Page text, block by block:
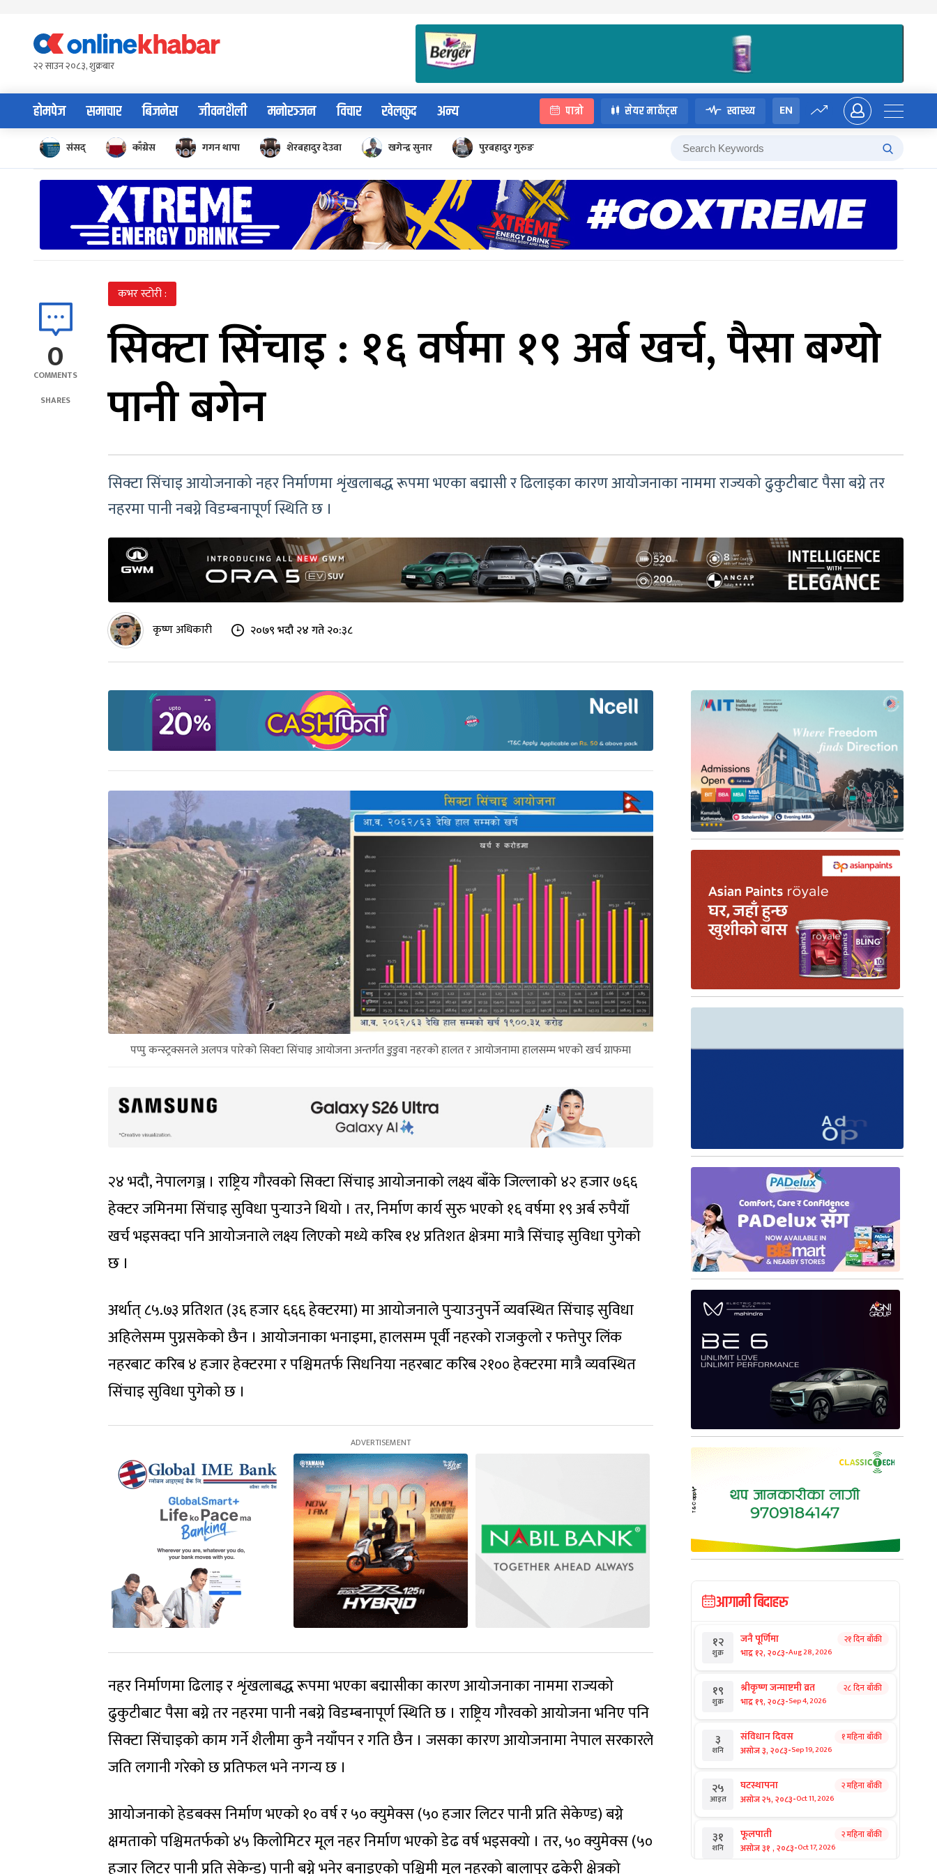
content२२ साउन २०८३, शुक्रबार
होमपेज समाचार बिजनेस जीवनशैली मनोरञ्जन विचार खेलकुद अन्य पात्रो सेयर मार्केट्स स्वास्थ्य EN
संसद् काँग्रेस गगन थापा शेरबहादुर देउवा खगेन्द्र सुनार पुरबहादुर गुरुङ
0
COMMENTS
SHARES
कभर स्टोरी :
सिक्टा सिंचाइ : १६ वर्षमा १९ अर्ब खर्च, पैसा बग्यो
पानी बगेन
सिक्टा सिंचाइ आयोजनाको नहर निर्माणमा शृंखलाबद्ध रूपमा भएका बद्मासी र ढिलाइका कारण आयोजनाका नाममा राज्यको ढुकुटीबाट पैसा बग्ने तर
नहरमा पानी नबग्ने विडम्बनापूर्ण स्थिति छ ।
कृष्ण अधिकारी २०७९ भदौ २४ गते २०:३८
पप्पु कन्स्ट्रक्सनले अलपत्र पारेको सिक्टा सिंचाइ आयोजना अन्तर्गत डुडुवा नहरको हालत र आयोजनामा हालसम्म भएको खर्च ग्राफमा
२४ भदौ, नेपालगञ्ज । राष्ट्रिय गौरवको सिक्टा सिंचाइ आयोजनाको लक्ष्य बाँके जिल्लाको ४२ हजार ७६६
हेक्टर जमिनमा सिंचाइ सुविधा पुर्‍याउने थियो । तर, निर्माण कार्य सुरु भएको १६ वर्षमा १९ अर्ब रुपैयाँ
खर्च भइसक्दा पनि आयोजनाले लक्ष्य लिएको मध्ये करिब १४ प्रतिशत क्षेत्रमा मात्रै सिंचाइ सुविधा पुगेको
छ ।
अर्थात् ८५.७३ प्रतिशत (३६ हजार ६६६ हेक्टरमा) मा आयोजनाले पुर्‍याउनुपर्ने व्यवस्थित सिंचाइ सुविधा
अहिलेसम्म पुग्नसकेको छैन । आयोजनाका भनाइमा, हालसम्म पूर्वी नहरको राजकुलो र फत्तेपुर लिंक
नहरबाट करिब ४ हजार हेक्टरमा र पश्चिमतर्फ सिधनिया नहरबाट करिब २१०० हेक्टरमा मात्रै व्यवस्थित
सिंचाइ सुविधा पुगेको छ ।
नहर निर्माणमा ढिलाइ र शृंखलाबद्ध रूपमा भएका बद्मासीका कारण आयोजनाका नाममा राज्यको
ढुकुटीबाट पैसा बग्ने तर नहरमा पानी नबग्ने विडम्बनापूर्ण स्थिति छ । राष्ट्रिय गौरवको आयोजना भनिए पनि
सिक्टा सिंचाइको काम गर्ने शैलीमा कुनै नयाँपन र गति छैन । जसका कारण आयोजनामा नेपाल सरकारले
जति लगानी गरेको छ प्रतिफल भने नगन्य छ ।
आयोजनाको हेडबक्स निर्माण भएको १० वर्ष र ५० क्युमेक्स (५० हजार लिटर पानी प्रति सेकेण्ड) बग्ने
क्षमताको पश्चिमतर्फको ४५ किलोमिटर मूल नहर निर्माण भएको डेढ वर्ष भइसक्यो । तर, ५० क्युमेक्स (५०
आगामी बिदाहरु
१२
शुक्र
जनै पूर्णिमा
भाद्र १२, २०८३-Aug 28, 2026
२१ दिन बाँकी
१९
शुक्र
श्रीकृष्ण जन्माष्टमी व्रत
भाद्र १९, २०८३-Sep 4, 2026
२८ दिन बाँकी
३
शनि
संविधान दिवस
असोज ३, २०८३-Sep 19, 2026
१ महिना बाँकी
२५
आइत
घटस्थापना
असोज २५, २०८३-Oct 11, 2026
२ महिना बाँकी
३१
शनि
फूलपाती
असोज ३१ , २०८३-Oct 17, 2026
२ महिना बाँकी